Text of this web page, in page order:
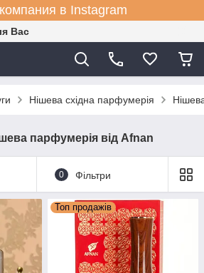
в Instagram
Вас
Нішева східна парфумерія
парфумерія від Afnan
0 Фільтри
Топ продажів